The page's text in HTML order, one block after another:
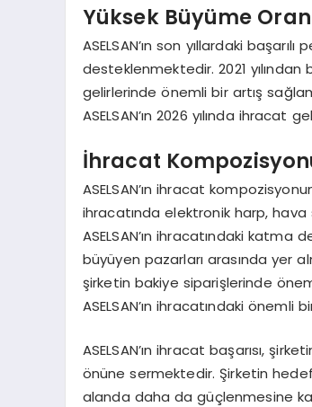
Yüksek Büyüme
ASELSAN’ın son yıllardaki
desteklenmektedir. 2021
gelirlerinde önemli bir artış
ASELSAN’ın 2026 yılında
İhracat
ASELSAN’ın ihracat
ihracatında elektronik harp, hava
ASELSAN’ın ihracatındaki katma
büyüyen pazarları arasında yer
şirketin bakiye siparişlerinde
ASELSAN’ın ihracatındaki
ASELSAN’ın ihracat başarısı,
önüne sermektedir. Şirketin
alanda daha da güçlenmesine